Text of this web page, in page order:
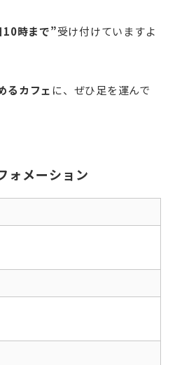
10時まで”受け付けていますよ
るカフェ に、ぜひ足を運んで
ォメーション